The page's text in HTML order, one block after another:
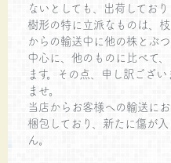
ないとしても、出荷しており
樹形の特に立派なものは、
からの輸送中に他の株とぶ
中心に、他のものに比べて
ます。その点、申し訳ござ
ませ。
当店からお客様への輸送に
梱包しており、新たに傷が
ん。